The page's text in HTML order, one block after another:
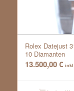
Rolex Datejust
10 Diamanten
13.500,00€